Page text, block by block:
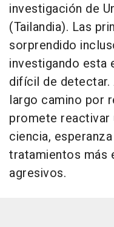
investigación de
(Tailandia). Las
sorprendido
investigando esta
difícil de detectar.
largo camino por
promete reactivar
ciencia,
tratamientos más
agresivos.